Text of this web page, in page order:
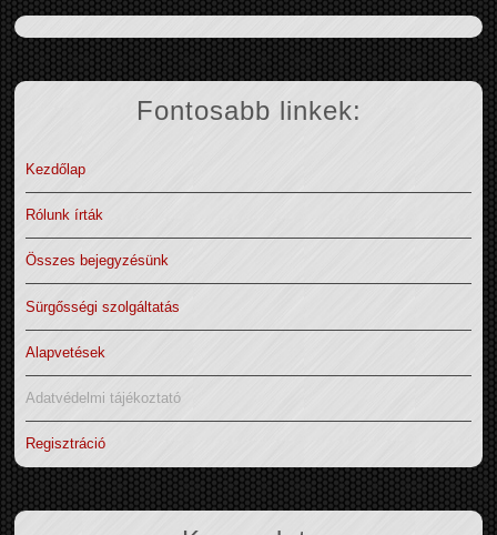
Fontosabb linkek:
Kezdőlap
Rólunk írták
Összes bejegyzésünk
Sürgősségi szolgáltatás
Alapvetések
Adatvédelmi tájékoztató
Regisztráció